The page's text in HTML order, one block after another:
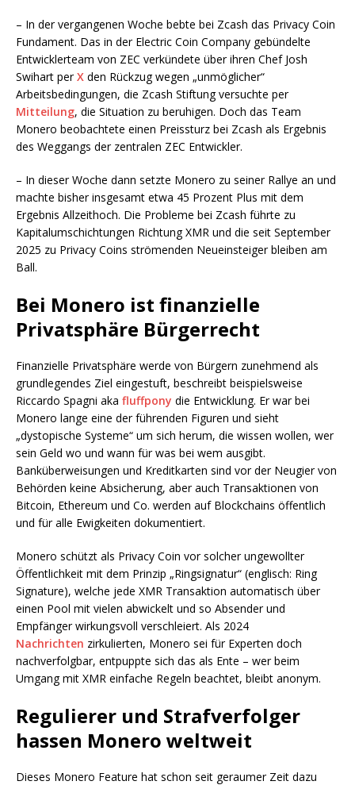
– In der vergangenen Woche bebte bei Zcash das Privacy Coin
Fundament. Das in der Electric Coin Company gebündelte
Entwicklerteam von ZEC verkündete über ihren Chef Josh
Swihart perX den Rückzug wegen „unmöglicher“
Arbeitsbedingungen, die Zcash Stiftung versuchte per
Mitteilung, die Situation zu beruhigen. Doch das Team
Monero beobachtete einen Preissturz bei Zcash als Ergebnis
des Weggangs der zentralen ZEC Entwickler.
– In dieser Woche dann setzte Monero zu seiner Rallye an und
machte bisher insgesamt etwa 45 Prozent Plus mit dem
Ergebnis Allzeithoch. Die Probleme bei Zcash führte zu
Kapitalumschichtungen Richtung XMR und die seit September
2025 zu Privacy Coins strömenden Neueinsteiger bleiben am
Ball.
Bei Monero ist finanzielle
Privatsphäre Bürgerrecht
Finanzielle Privatsphäre werde von Bürgern zunehmend als
grundlegendes Ziel eingestuft, beschreibt beispielsweise
Riccardo Spagni aka fluffpony die Entwicklung. Er war bei
Monero lange eine der führenden Figuren und sieht
„dystopische Systeme“ um sich herum, die wissen wollen, wer
sein Geld wo und wann für was bei wem ausgibt.
Banküberweisungen und Kreditkarten sind vor der Neugier von
Behörden keine Absicherung, aber auch Transaktionen von
Bitcoin, Ethereum und Co. werden auf Blockchains öffentlich
und für alle Ewigkeiten dokumentiert.
Monero schützt als Privacy Coin vor solcher ungewollter
Öffentlichkeit mit dem Prinzip „Ringsignatur“ (englisch: Ring
Signature), welche jede XMR Transaktion automatisch über
einen Pool mit vielen abwickelt und so Absender und
Empfänger wirkungsvoll verschleiert. Als 2024
Nachrichten zirkulierten, Monero sei für Experten doch
nachverfolgbar, entpuppte sich das als Ente – wer beim
Umgang mit XMR einfache Regeln beachtet, bleibt anonym.
Regulierer und Strafverfolger
hassen Monero weltweit
Dieses Monero Feature hat schon seit geraumer Zeit dazu